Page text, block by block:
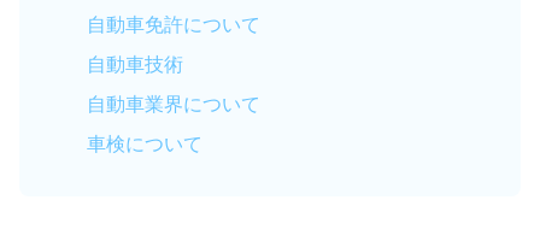
自動車免許について
自動車技術
自動車業界について
車検について